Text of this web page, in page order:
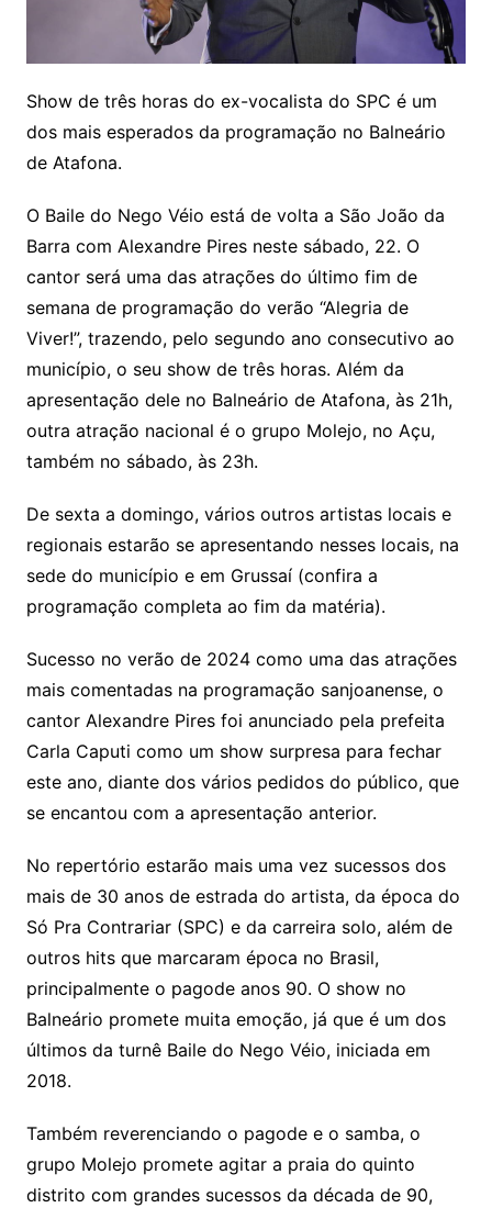
Show de três horas do ex-vocalista do SPC é um
dos mais esperados da programação no Balneário
de Atafona.
O Baile do Nego Véio está de volta a São João da
Barra com Alexandre Pires neste sábado, 22. O
cantor será uma das atrações do último fim de
semana de programação do verão “Alegria de
Viver!”, trazendo, pelo segundo ano consecutivo ao
município, o seu show de três horas. Além da
apresentação dele no Balneário de Atafona, às 21h,
outra atração nacional é o grupo Molejo, no Açu,
também no sábado, às 23h.
De sexta a domingo, vários outros artistas locais e
regionais estarão se apresentando nesses locais, na
sede do município e em Grussaí (confira a
programação completa ao fim da matéria).
Sucesso no verão de 2024 como uma das atrações
mais comentadas na programação sanjoanense, o
cantor Alexandre Pires foi anunciado pela prefeita
Carla Caputi como um show surpresa para fechar
este ano, diante dos vários pedidos do público, que
se encantou com a apresentação anterior.
No repertório estarão mais uma vez sucessos dos
mais de 30 anos de estrada do artista, da época do
Só Pra Contrariar (SPC) e da carreira solo, além de
outros hits que marcaram época no Brasil,
principalmente o pagode anos 90. O show no
Balneário promete muita emoção, já que é um dos
últimos da turnê Baile do Nego Véio, iniciada em
2018.
Também reverenciando o pagode e o samba, o
grupo Molejo promete agitar a praia do quinto
distrito com grandes sucessos da década de 90,